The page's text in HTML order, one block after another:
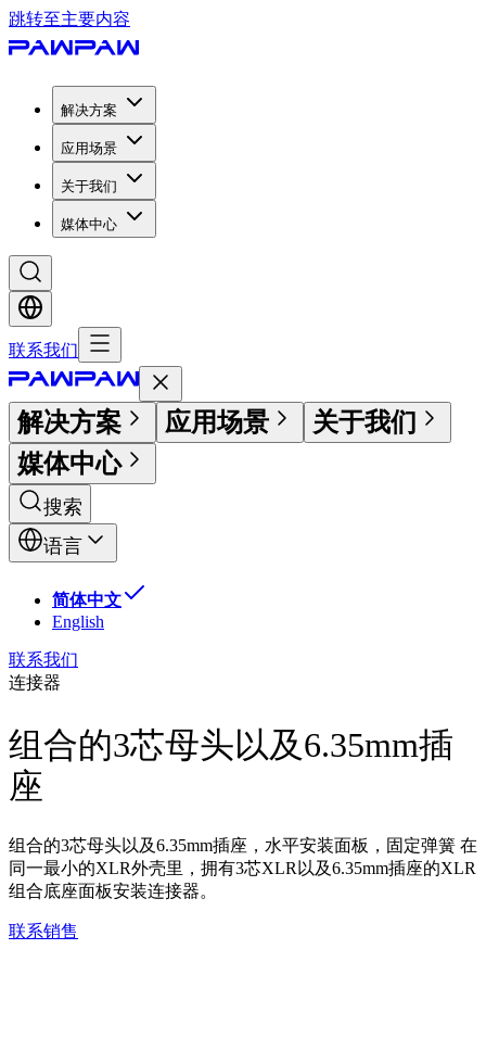
跳转至主要内容
解决方案
应用场景
关于我们
媒体中心
联系我们
解决方案 应用场景
关于我们
媒体中心
搜索
语言
简体中文
English
联系我们
连接器
组合的3芯母头以及6.35mm插
座
组合的3芯母头以及6.35mm插座，水平安装面板，固定弹簧 在
同一最小的XLR外壳里，拥有3芯XLR以及6.35mm插座的XLR
组合底座面板安装连接器。
联系销售